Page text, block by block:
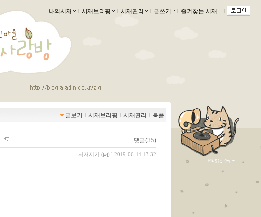
나의서재 ｌ 서재브리핑 ｌ 서재관리 ｌ 글쓰기 ｌ 즐겨찾는 서재 ｌ
글보기 ｌ 서재브리핑 ｌ 서재관리 ｌ 북플
댓글(35)
서재지기 ( ) l 2019-06-14 13:32